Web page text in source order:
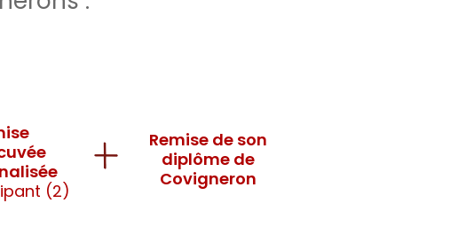
(2)
Remise de son
diplôme de
Covigneron